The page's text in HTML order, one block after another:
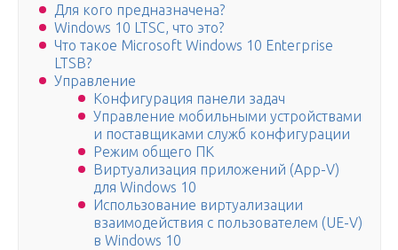
Для кого предназначена?
Windows 10 LTSC, что это?
Что такое Microsoft Windows 10 Enterprise
LTSB?
Управление
Конфигурация панели задач
Управление мобильными устройствами
и поставщиками служб конфигурации
Режим общего ПК
Виртуализация приложений (App-V)
для Windows 10
Использование виртуализации
взаимодействия с пользователем (UE-V)
в Windows 10